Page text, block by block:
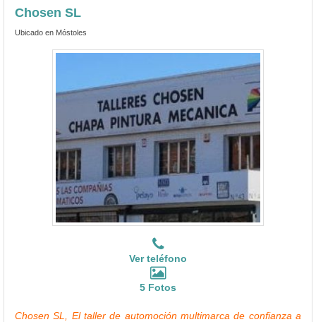
Chosen SL
Ubicado en Móstoles
Ver teléfono
5 Fotos
Chosen SL, El taller de automoción multimarca de confianza a